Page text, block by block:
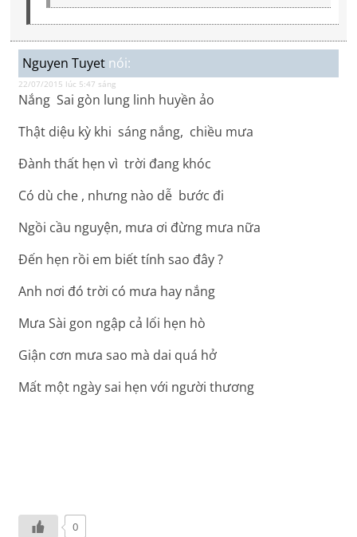
Nguyen Tuyet nói:
22/07/2015 lúc 5:47 sáng
Nắng Sai gòn lung linh huyền ảo
Thật diệu kỳ khi sáng nắng, chiều mưa
Đành thất hẹn vì trời đang khóc
Có dù che , nhưng nào dễ bước đi
Ngồi cầu nguyện, mưa ơi đừng mưa nữa
Đến hẹn rồi em biết tính sao đây ?
Anh nơi đó trời có mưa hay nắng
Mưa Sài gon ngập cả lối hẹn hò
Giận cơn mưa sao mà dai quá hở
Mất một ngày sai hẹn với người thương
0